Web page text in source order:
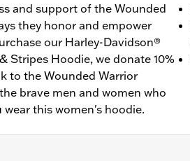
and support of the Wounded
they honor and empower
our Harley-Davidson®
Stripes Hoodie, we donate 10%
to the Wounded Warrior
brave men and women who
this women's hoodie.